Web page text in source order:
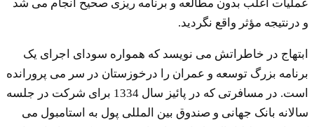
عملیات اغلب بدون مطالعه و برنامه ریزی صحیح انجام می شد
و درنتیجه مؤثر واقع نگردید.
ابتهاج در خاطراتش می نویسد که همواره سودای اجرای یک
برنامه بزرگ توسعه و عمران را درخوزستان در سر می پرورانده
است. در مسافرتی که در پائیز سال 1334 برای شرکت در جلسه
سالانه بانک جهانی و صندوق بین المللی پول به استامبول می